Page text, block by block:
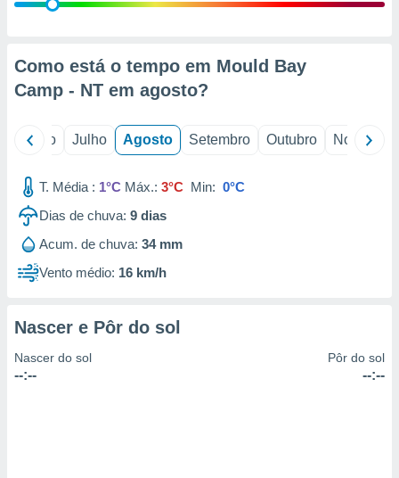
estudos
1199
Como está o tempo em Mould Bay
Camp - NT em agosto?
Junho Julho Agosto Setembro Outubro Novembro
T. Média : 1°C Máx.: 3°C Min: 0°C
Dias de chuva: 9 dias
Acum. de chuva: 34 mm
Vento médio: 16 km/h
Nascer e Pôr do sol
Nascer do sol
--:--
Pôr do sol
--:--